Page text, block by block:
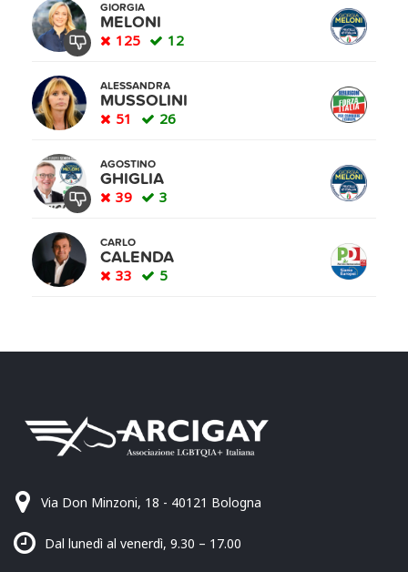
GIORGIA
MELONI
125 12
ALESSANDRA
MUSSOLINI
51 26
AGOSTINO
GHIGLIA
39 3
CARLO
CALENDA
33 5
Via Don Minzoni, 18 - 40121 Bologna
Dal lunedì al venerdì, 9.30 – 17.00